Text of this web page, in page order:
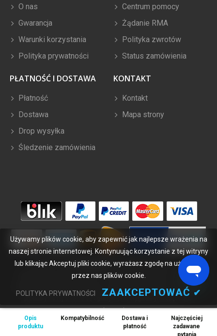
Opis
produktu
Kompatybilność
Dostawa i
płatność
Najczęściej
zadawane
pytania
O nas
Gwarancja
Warunki korzystania
Polityka prywatności
Centrum pomocy
Żądanie RMA
Polityka zwrotów
Status zamówienia
PŁATNOŚĆ I DOSTAWA
Płatność
Dostawa
Drop wysyłka
Śledzenie zamówienia
KONTAKT
Kontakt
Mapa strony
Copyright ©2026 bateriabuy.pl. Wszelkie prawa zastrzeżone.
Wyznaczone znaki handlowe i marki są własnością ich właścicieli.
BateriaBuy.pl nie jest powiązany z żadnymi markami OEM. Wszystkie
produkty na tej stronie są ogólnymi, nieoryginalnymi częściami
zamiennymi.
Wymienione nazwy marek i oznaczenia modeli mają jedynie na celu
wykazanie zgodności tych produktów z różnymi urządzeniami.
Używamy plików cookie, aby zapewnić jak najlepsze wrażenia na
naszej stronie internetowej. Kontynuując korzystanie z tej witryny
lub klikając Akceptuj pliki cookie, wyrażasz zgodę na używanie
przez nas plików cookie.
POLITYKA PRYWATNOŚCI ZAAKCEPTOWAĆ ✔